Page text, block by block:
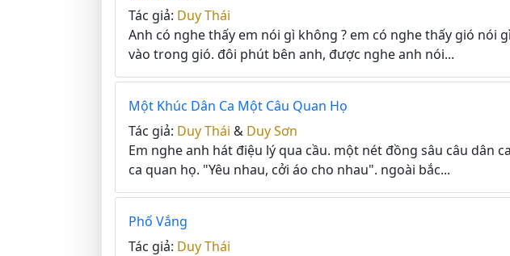
Tác giả: Duy Thái
Anh có nghe thấy em nói gì không ? em có nghe thấy gió nói
vào trong gió. đôi phút bên anh, được nghe anh nói...
Một Khúc Dân Ca Một Câu Quan Họ
Tác giả: Duy Thái & Duy Sơn
Em nghe anh hát điệu lý qua cầu. một nét đồng sâu câu dân
ca quan họ. "Yêu nhau, cởi áo cho nhau". ngoài bắc...
Phố Vắng
Tác giả: Duy Thái